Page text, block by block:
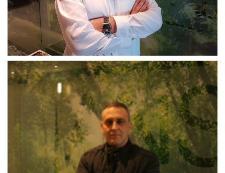
Đenana_Halvađija